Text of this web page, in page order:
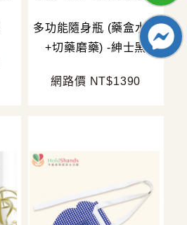
多功能隨身瓶 (藥盒水壺
+切藥磨藥) -紳士黑
網路價 NT$1390